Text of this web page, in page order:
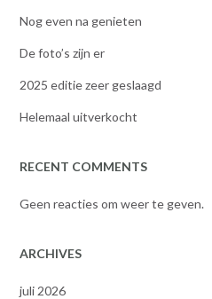
Nog even na genieten
De foto’s zijn er
2025 editie zeer geslaagd
Helemaal uitverkocht
RECENT COMMENTS
Geen reacties om weer te geven.
ARCHIVES
juli 2026